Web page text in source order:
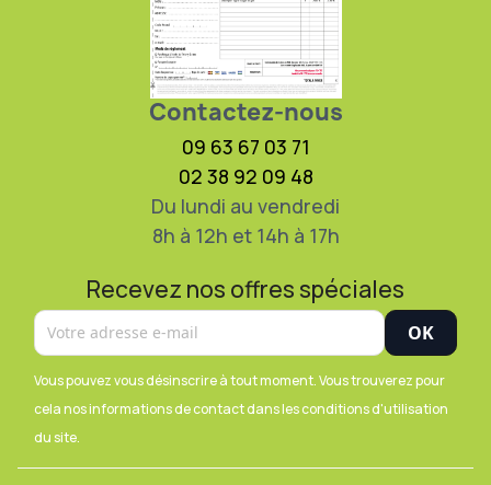
Contactez-nous
09 63 67 03 71
02 38 92 09 48
Du lundi au vendredi
8h à 12h et 14h à 17h
Recevez nos offres spéciales
Vous pouvez vous désinscrire à tout moment. Vous trouverez pour
cela nos informations de contact dans les conditions d'utilisation
du site.